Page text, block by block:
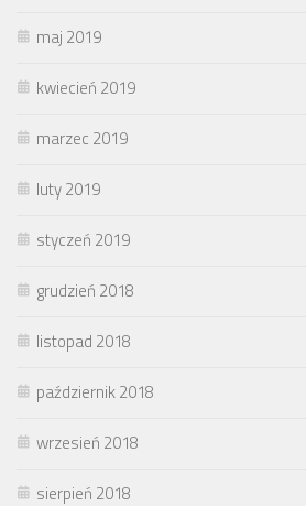
maj 2019
kwiecień 2019
marzec 2019
luty 2019
styczeń 2019
grudzień 2018
listopad 2018
październik 2018
wrzesień 2018
sierpień 2018